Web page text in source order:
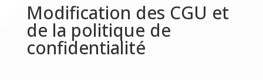
Modification des CGU et
de la politique de
confidentialité